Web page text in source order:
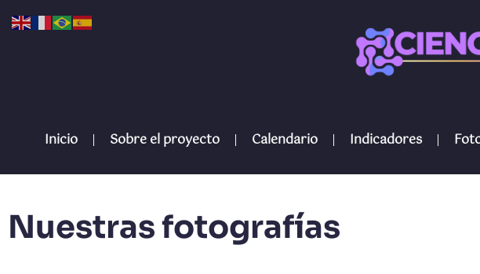
Inicio Sobre el proyecto Calendario Indicadores
Nuestras fotografías